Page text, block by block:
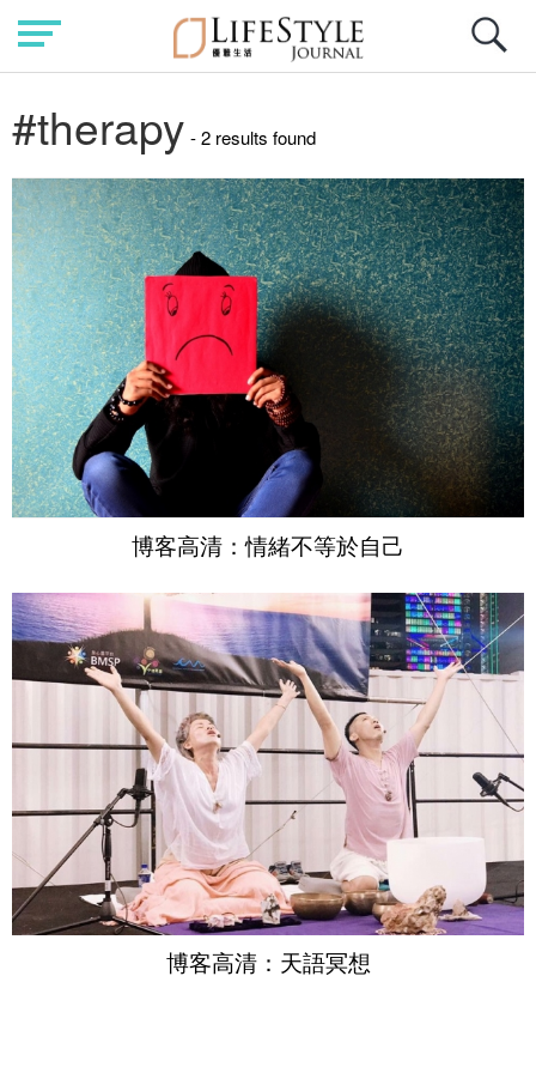
#therapy - 2 results found
博客高清：情緒不等於自己
博客高清：天語冥想